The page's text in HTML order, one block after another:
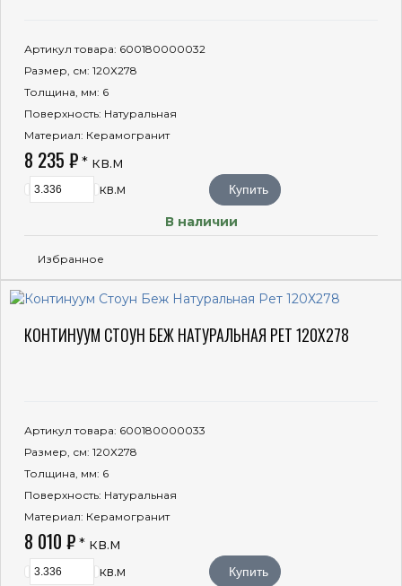
Артикул товара: 600180000032
Размер, см: 120Х278
Толщина, мм: 6
Поверхность: Натуральная
Материал: Керамогранит
8 235 ₽ * кв.м
кв.м Купить
В наличии
Избранное
КОНТИНУУМ СТОУН БЕЖ НАТУРАЛЬНАЯ РЕТ 120Х278
Артикул товара: 600180000033
Размер, см: 120Х278
Толщина, мм: 6
Поверхность: Натуральная
Материал: Керамогранит
8 010 ₽ * кв.м
кв.м Купить